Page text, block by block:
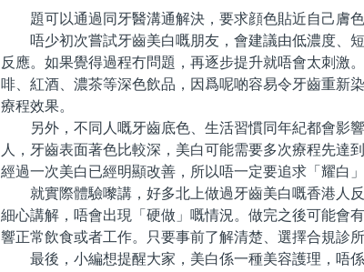
題可以通過同牙醫溝通解決，要求顔色貼近自己膚色
唔少初次嘗試牙齒美白嘅朋友，會建議由低濃度、
反應。如果覺得過程冇問題，再逐步提升就唔會太刺激
啡、紅酒、濃茶等深色飲品，因爲呢啲容易令牙齒重新
療程效果。
另外，不同人嘅牙齒底色、生活習慣同年紀都會影
人，牙齒表面著色比較深，美白可能需要多次療程先達
經過一次美白已經明顯改善，所以唔一定要追求「耀白
就實際體驗嚟講，好多北上做過牙齒美白嘅香港人反
細心講解，唔會出現「硬做」嘅情況。做完之後可能會
響正常飲食或者工作。只要事前了解清楚、選擇合規診
最後，小編想提醒大家，美白係一種美容護理，唔係